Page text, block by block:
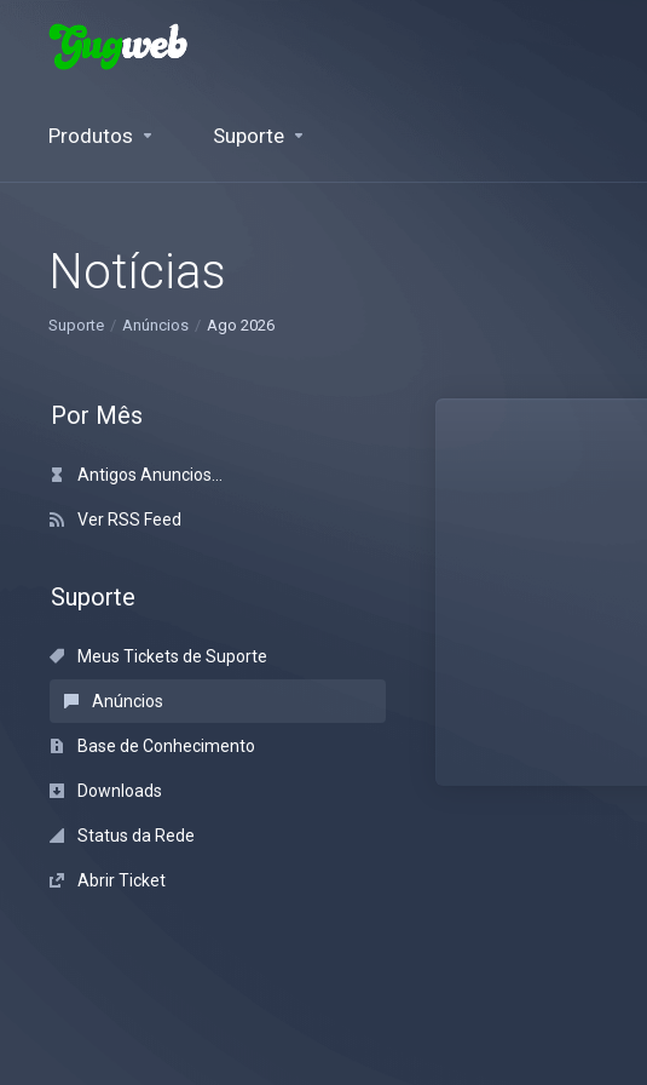
Produtos Suporte
Notícias
Suporte Anúncios Ago 2026
Por Mês
Antigos Anuncios...
Ver RSS Feed
Suporte
Meus Tickets de Suporte
Anúncios
Base de Conhecimento
Downloads
Status da Rede
Abrir Ticket